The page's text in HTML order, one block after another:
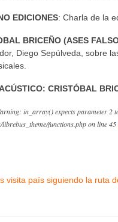
EDICIONES: Charla de la
BRICEÑO (ASES
Diego Sepúlveda, sobre
CRISTÓBAL
in_array() expects parameter
librebus_theme/functions.php on line 45
visita país siguiendo la ruta